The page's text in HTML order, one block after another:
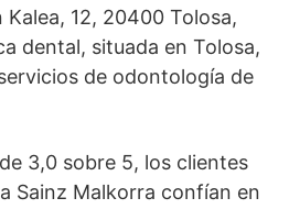
12, 20400 Tolosa,
dental, situada en Tolosa,
de odontología de
3,0 sobre 5, los clientes
Sainz Malkorra confían en